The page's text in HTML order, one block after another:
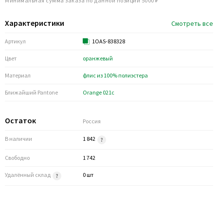
Характеристики Смотреть все
Артикул 1OAS-838328
Цвет оранжевый
Материал флис из 100% полиэстера
Ближайший Pantone Orange 021c
Остаток Россия
В наличии 1 842
Свободно 1 742
Удалённый склад 0 шт